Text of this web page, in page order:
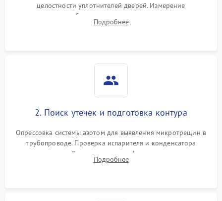
целостности уплотнителей дверей. Измерение
сопротивления обмоток мотора, проверка термостата и
считывание кодов ошибок с электронного дисплея.
Подробнее
2. Поиск утечек и подготовка контура
Опрессовка системы азотом для выявления микротрещин в
трубопроводе. Проверка испарителя и конденсатора
течеискателем. Демонтаж старого фильтра-осушителя и
продувка капиллярной трубки для устранения засоров.
Подробнее